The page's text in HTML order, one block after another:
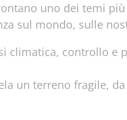
uno dei temi
sul mondo, sulle
climatica, controllo e
un terreno fragile,